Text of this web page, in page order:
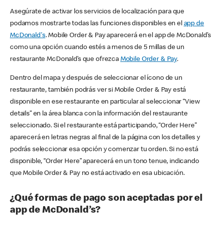
Asegúrate de activar los servicios de localización para que
podamos mostrarte todas las funciones disponibles en el app de
McDonald's. Mobile Order & Pay aparecerá en el app de McDonald’s
como una opción cuando estés a menos de 5 millas de un
restaurante McDonald’s que ofrezca Mobile Order & Pay.
Dentro del mapa y después de seleccionar el ícono de un
restaurante, también podrás ver si Mobile Order & Pay está
disponible en ese restaurante en particular al seleccionar “View
details” en la área blanca con la información del restaurante
seleccionado. Si el restaurante está participando, “Order Here”
aparecerá en letras negras al final de la página con los detalles y
podrás seleccionar esa opción y comenzar tu orden. Si no está
disponible, “Order Here” aparecerá en un tono tenue, indicando
que Mobile Order & Pay no está activado en esa ubicación.
¿Qué formas de pago son aceptadas por el
app de McDonald’s?